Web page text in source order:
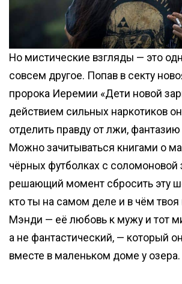
Но мистические взгляды — это
совсем другое. Попав в секту
пророка Иеремии «Дети новой
действием сильных наркотиков
отделить правду от лжи, фантазию
Можно зачитываться книгами о
чёрных футболках с соломоновой
решающий момент сбросить эту
кто ты на самом деле и в чём твоя
Мэнди — её любовь к мужу и тот
а не фантастический, — который
вместе в маленьком доме у озера.